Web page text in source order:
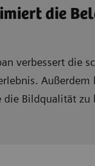
die
verbessert die
Bildqualität zu